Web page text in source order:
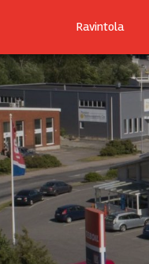
Ravintola